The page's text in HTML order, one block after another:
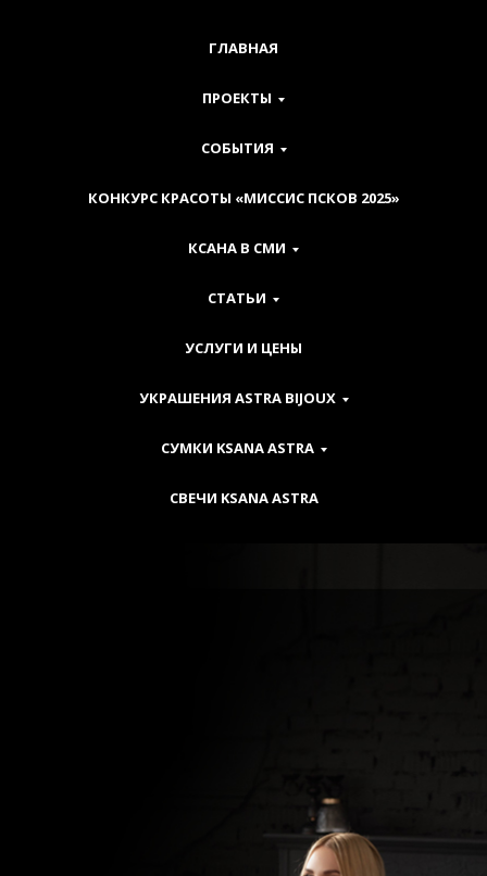
ГЛАВНАЯ
ПРОЕКТЫ
СОБЫТИЯ
КОНКУРС КРАСОТЫ «МИССИС ПСКОВ 2025»
КСАНА В СМИ
СТАТЬИ
УСЛУГИ И ЦЕНЫ
УКРАШЕНИЯ ASTRA BIJOUX
СУМКИ KSANA ASTRA
CВЕЧИ KSANA ASTRA